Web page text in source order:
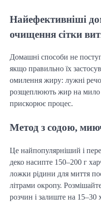
Найефективніші
очищення сітки
Домашні способи не
якщо правильно їх
омилення жиру: лужні
розщеплюють жир на мило
прискорює процес.
Метод з содою,
Це найпопулярніший і
деко насипте 150–200 г
ложки рідини для миття
літрами окропу.
розчин і залиште на